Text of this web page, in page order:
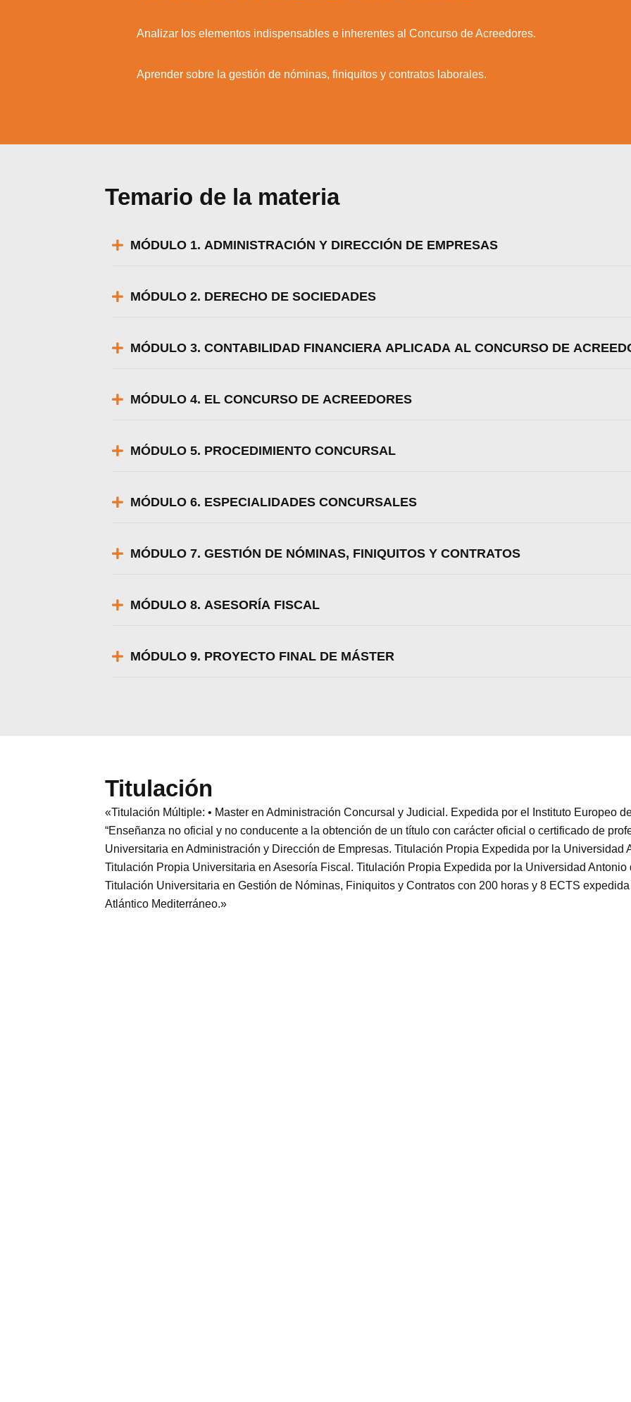
Analizar los elementos indispensables e inherentes al Concurso de Acreedores.
Aprender sobre la gestión de nóminas, finiquitos y contratos laborales.
Temario de la materia
MÓDULO 1. ADMINISTRACIÓN Y DIRECCIÓN DE EMPRESAS
MÓDULO 2. DERECHO DE SOCIEDADES
MÓDULO 3. CONTABILIDAD FINANCIERA APLICADA AL CONCURSO DE
MÓDULO 4. EL CONCURSO DE ACREEDORES
MÓDULO 5. PROCEDIMIENTO CONCURSAL
MÓDULO 6. ESPECIALIDADES CONCURSALES
MÓDULO 7. GESTIÓN DE NÓMINAS, FINIQUITOS Y CONTRATOS
MÓDULO 8. ASESORÍA FISCAL
MÓDULO 9. PROYECTO FINAL DE MÁSTER
Titulación
«Titulación Múltiple: • Master en Administración Concursal y Judicial. Expedida por el Instituto Europeo
“Enseñanza no oficial y no conducente a la obtención de un título con carácter oficial o certificado de
Universitaria en Administración y Dirección de Empresas. Titulación Propia Expedida por la Universidad
Titulación Propia Universitaria en Asesoría Fiscal. Titulación Propia Expedida por la Universidad Antonio
Titulación Universitaria en Gestión de Nóminas, Finiquitos y Contratos con 200 horas y 8 ECTS
Atlántico Mediterráneo.»